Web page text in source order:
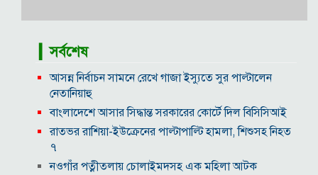
▎সর্বশেষ
আসন্ন নির্বাচন সামনে রেখে গাজা ইস্যুতে সুর পাল্টালেন
নেতানিয়াহু
বাংলাদেশে আসার সিদ্ধান্ত সরকারের কোর্টে দিল বিসিসিআই
রাতভর রাশিয়া-ইউক্রেনের পাল্টাপাল্টি হামলা, শিশুসহ নিহত
৭
নওগাঁর পত্নীতলায় চোলাইমদসহ এক মহিলা আটক